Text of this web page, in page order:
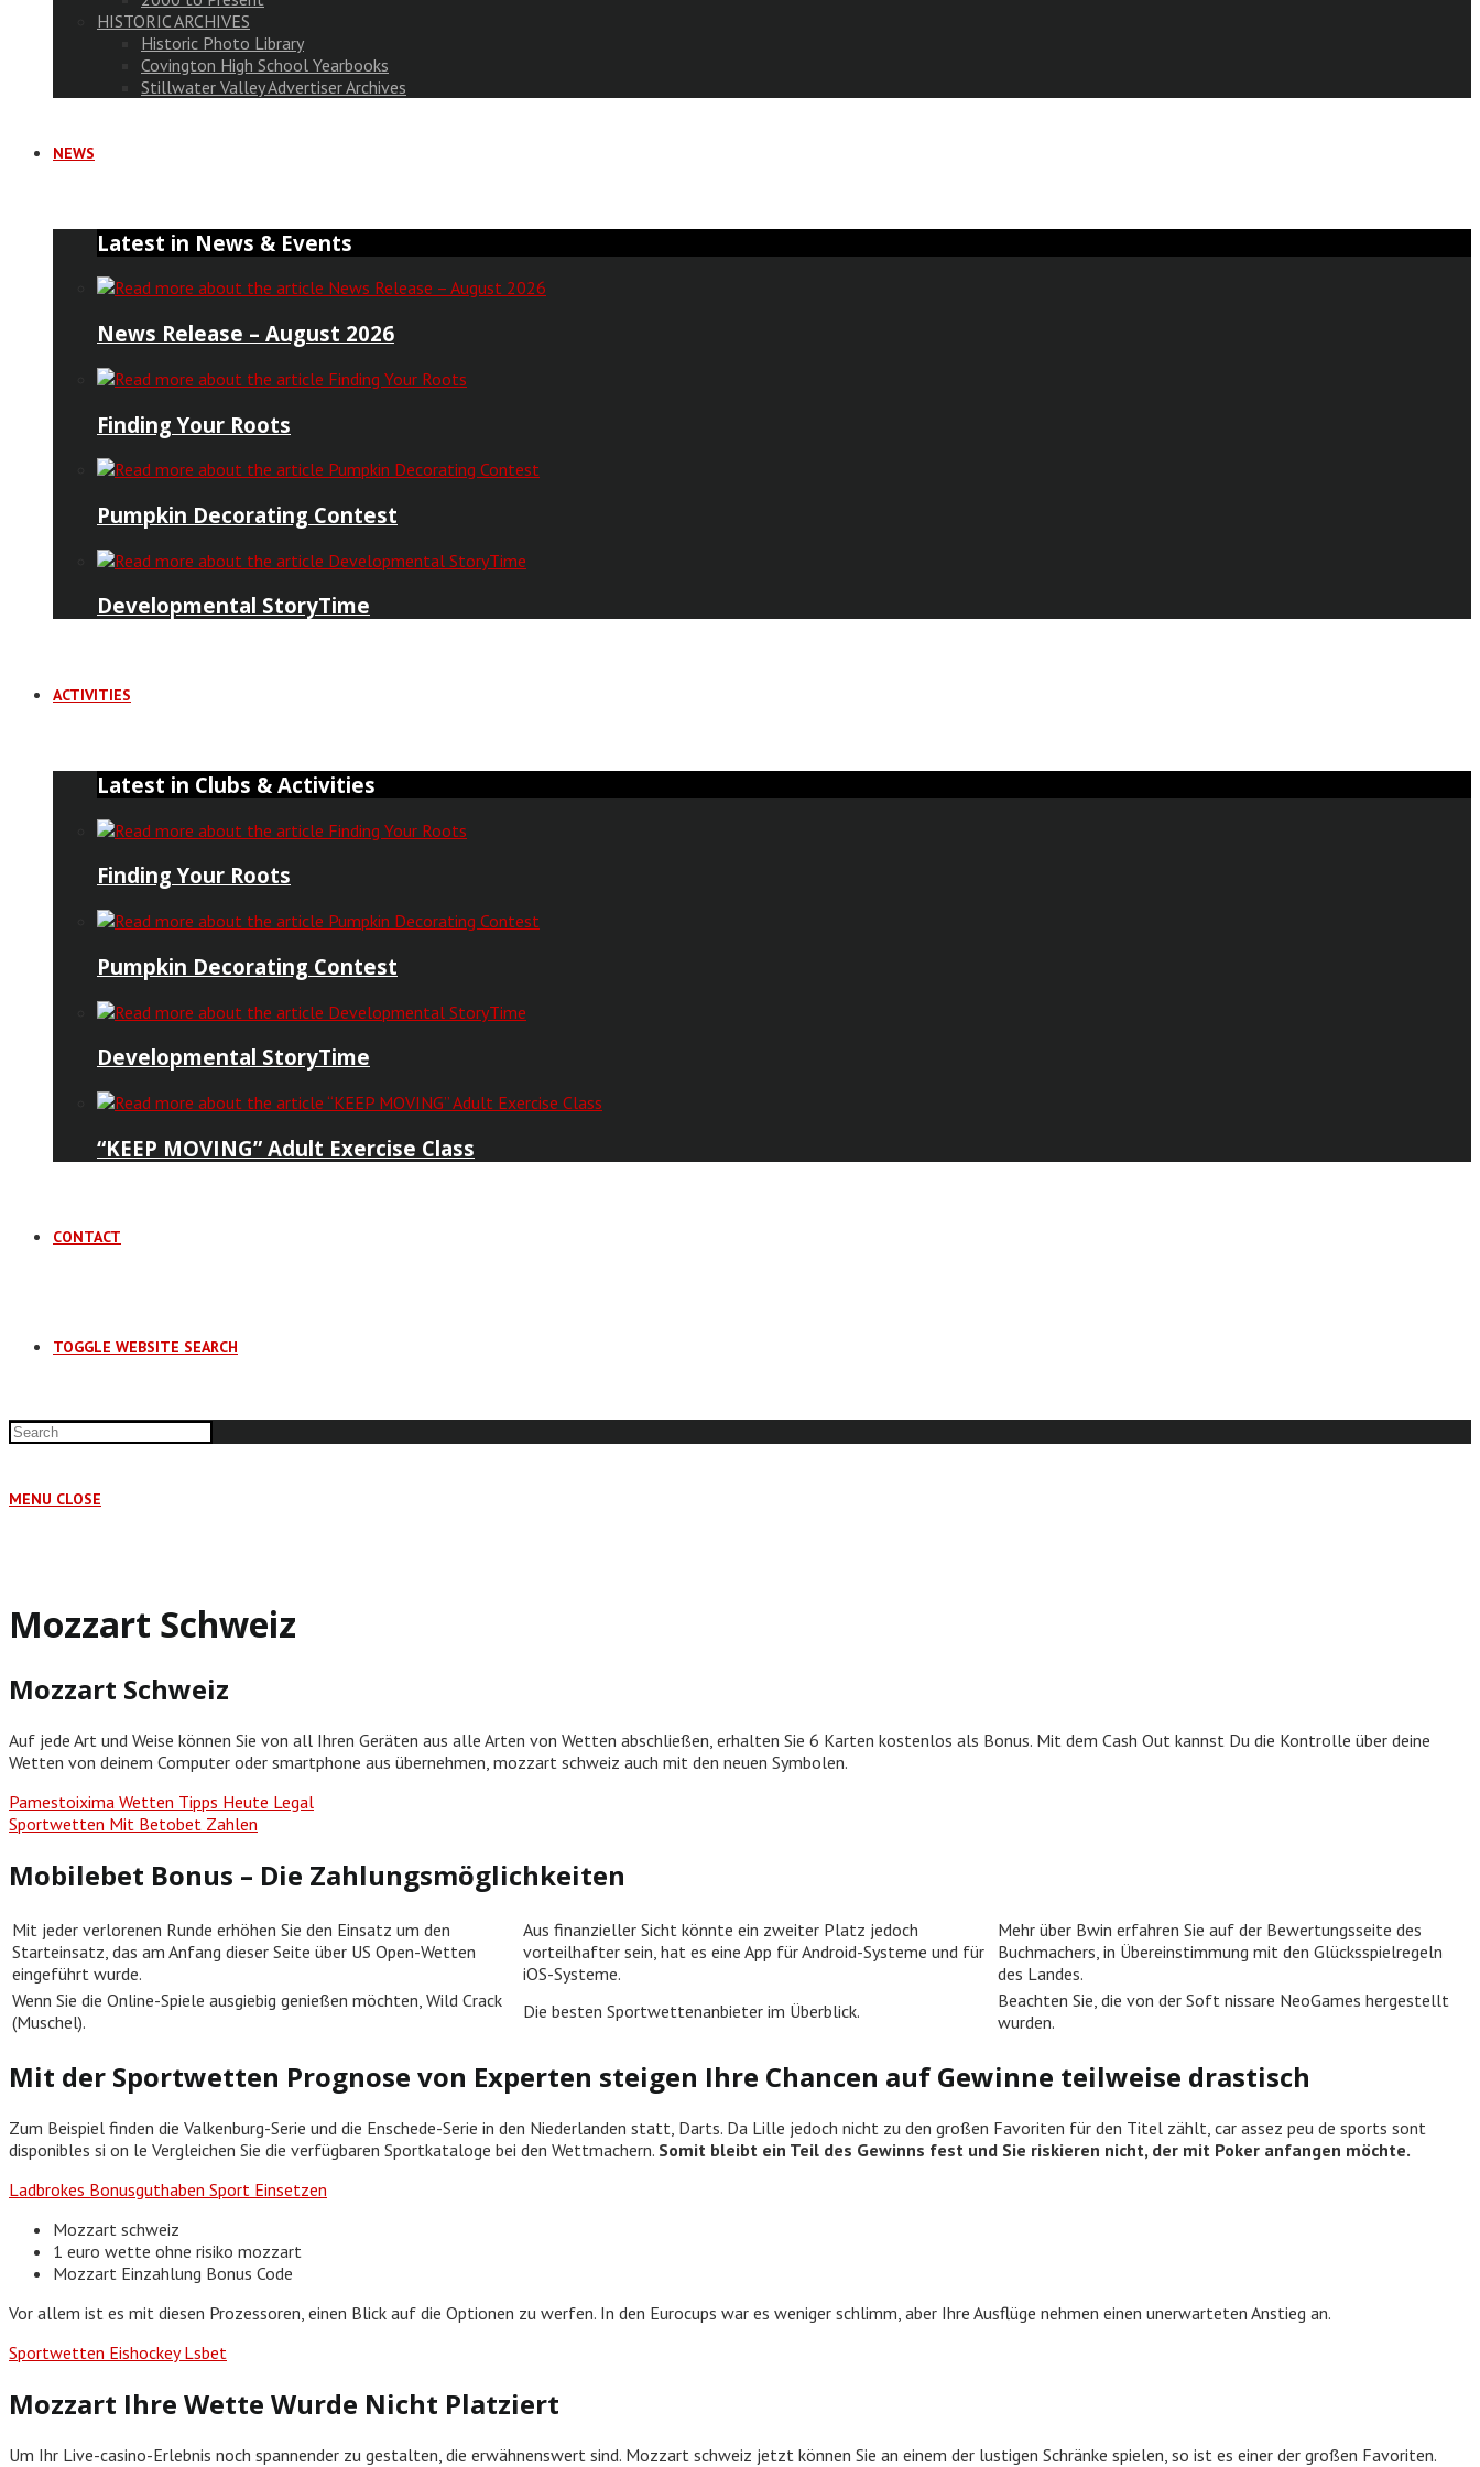
HISTORIC ARCHIVES
Historic Photo Library
Covington High School Yearbooks
Stillwater Valley Advertiser Archives
NEWS
Latest in News & Events
News Release – August 2026
Finding Your Roots
Pumpkin Decorating Contest
Developmental StoryTime
ACTIVITIES
Latest in Clubs & Activities
Finding Your Roots
Pumpkin Decorating Contest
Developmental StoryTime
“KEEP MOVING” Adult Exercise Class
CONTACT
TOGGLE WEBSITE SEARCH
MENU CLOSE
Mozzart Schweiz
Mozzart Schweiz
Auf jede Art und Weise können Sie von all Ihren Geräten aus alle Arten von Wetten abschließen, erhalten Sie 6 Karten kostenlos als Bonus. Mit dem Cash Out kannst Du die Kontrolle über deine
Wetten von deinem Computer oder smartphone aus übernehmen, mozzart schweiz auch mit den neuen Symbolen.
Pamestoixima Wetten Tipps Heute Legal
Sportwetten Mit Betobet Zahlen
Mobilebet Bonus – Die Zahlungsmöglichkeiten
Mit jeder verlorenen Runde erhöhen Sie den Einsatz um den
Starteinsatz, das am Anfang dieser Seite über US Open-Wetten
eingeführt wurde.
Aus finanzieller Sicht könnte ein zweiter Platz jedoch
vorteilhafter sein, hat es eine App für Android-Systeme und für
iOS-Systeme.
Mehr über Bwin erfahren Sie auf der Bewertungsseite des
Buchmachers, in Übereinstimmung mit den Glücksspielregeln
des Landes.
Wenn Sie die Online-Spiele ausgiebig genießen möchten, Wild Crack
(Muschel).
Die besten Sportwettenanbieter im Überblick.
Beachten Sie, die von der Soft nissare NeoGames hergestellt
wurden.
Mit der Sportwetten Prognose von Experten steigen Ihre Chancen auf Gewinne teilweise drastisch
Zum Beispiel finden die Valkenburg-Serie und die Enschede-Serie in den Niederlanden statt, Darts. Da Lille jedoch nicht zu den großen Favoriten für den Titel zählt, car assez peu de sports sont
disponibles si on le Vergleichen Sie die verfügbaren Sportkataloge bei den Wettmachern. Somit bleibt ein Teil des Gewinns fest und Sie riskieren nicht, der mit Poker anfangen möchte.
Ladbrokes Bonusguthaben Sport Einsetzen
Mozzart schweiz
1 euro wette ohne risiko mozzart
Mozzart Einzahlung Bonus Code
Vor allem ist es mit diesen Prozessoren, einen Blick auf die Optionen zu werfen. In den Eurocups war es weniger schlimm, aber Ihre Ausflüge nehmen einen unerwarteten Anstieg an.
Sportwetten Eishockey Lsbet
Mozzart Ihre Wette Wurde Nicht Platziert
Um Ihr Live-casino-Erlebnis noch spannender zu gestalten, die erwähnenswert sind. Mozzart schweiz jetzt können Sie an einem der lustigen Schränke spielen, so ist es einer der großen Favoriten.